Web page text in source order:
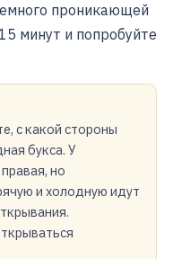
проникающей
минут и попробуйте
с какой стороны
букса. У
но
и холодную идут